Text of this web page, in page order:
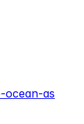
ocean-as